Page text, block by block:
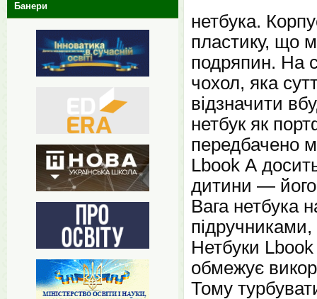
нетбука.
пластику, що
подряпин. На
чохол, яка
відзначити
нетбук як
передбачено
Lbook А
дитини — його
Вага нетбука
Нетбуки
обмежує
Тому
Банери